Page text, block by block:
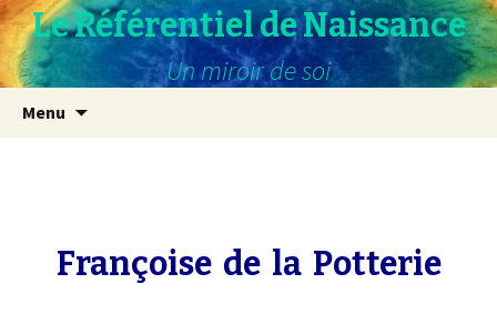
Le Référentiel de Naissance
Un miroir de soi
Menu
Françoise de la Potterie